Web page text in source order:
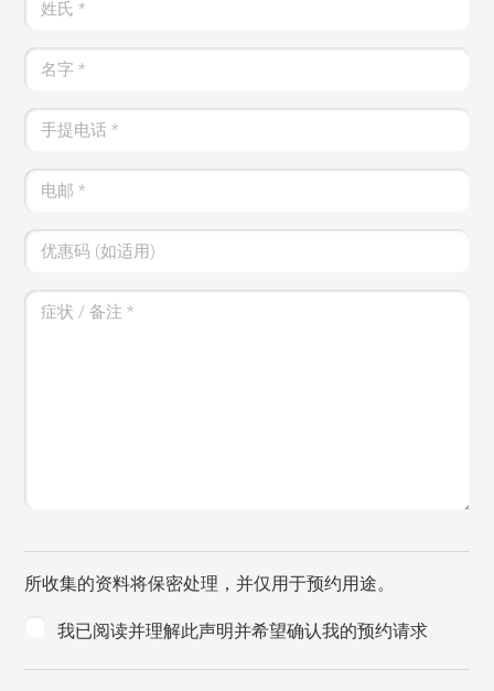
姓氏*
名字*
手提电话*
电邮*
优惠码 (如适用)
症状 / 备注*
所收集的资料将保密处理，并仅用于预约用途。
我已阅读并理解此声明并希望确认我的预约请求